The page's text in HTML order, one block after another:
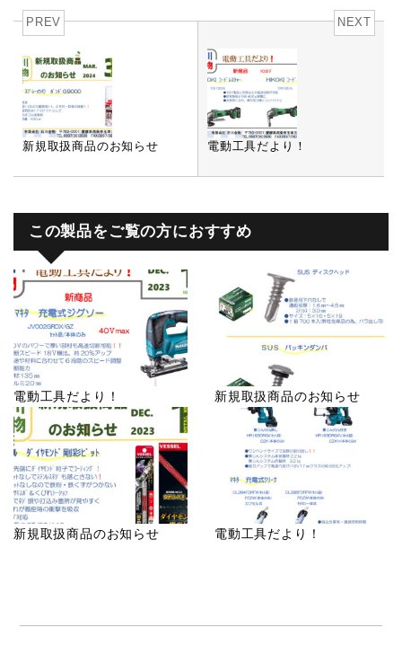
PREV
新規取扱商品のお知らせ
NEXT
電動工具だより！
この製品をご覧の方におすすめ
電動工具だより！ 新規取扱商品のお知らせ
新規取扱商品のお知らせ 電動工具だより！